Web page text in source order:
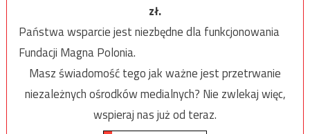
zł.
Państwa wsparcie jest niezbędne dla funkcjonowania
Fundacji Magna Polonia.
Masz świadomość tego jak ważne jest przetrwanie
niezależnych ośrodków medialnych? Nie zwlekaj więc,
wspieraj nas już od teraz.